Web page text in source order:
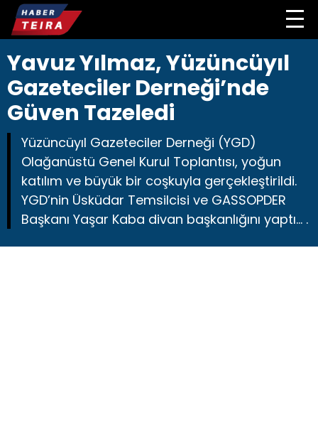
Yavuz Yılmaz, Yüzüncüyıl
Gazeteciler Derneği’nde
Güven Tazeledi
Yüzüncüyıl Gazeteciler Derneği (YGD)
Olağanüstü Genel Kurul Toplantısı, yoğun
katılım ve büyük bir coşkuyla gerçekleştirildi.
YGD’nin Üsküdar Temsilcisi ve GASSOPDER
Başkanı Yaşar Kaba divan başkanlığını yaptı… .